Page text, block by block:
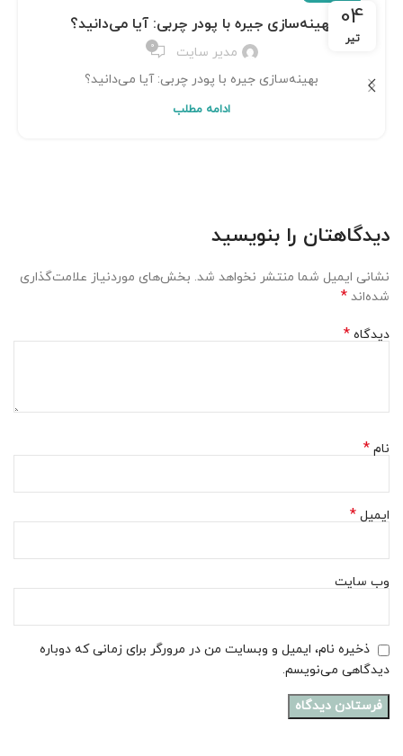
04
تیر
بهینه‌سازی جیره با پودر چربی: آیا می‌دانید؟
مدیر سایت 0
بهینه‌سازی جیره با پودر چربی: آیا می‌دانید؟
ادامه مطلب
دیدگاهتان را بنویسید
نشانی ایمیل شما منتشر نخواهد شد. بخش‌های موردنیاز علامت‌گذاری
شده‌اند *
دیدگاه *
نام *
ایمیل *
وب‌ سایت
ذخیره نام، ایمیل و وبسایت من در مرورگر برای زمانی که دوباره
دیدگاهی می‌نویسم.